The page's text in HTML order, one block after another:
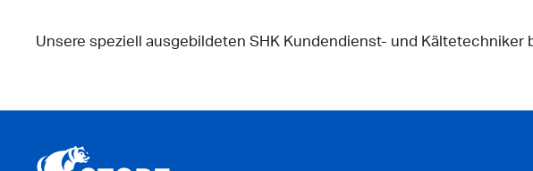
Unsere speziell ausgebildeten SHK Kundendienst- und Kältetechniker